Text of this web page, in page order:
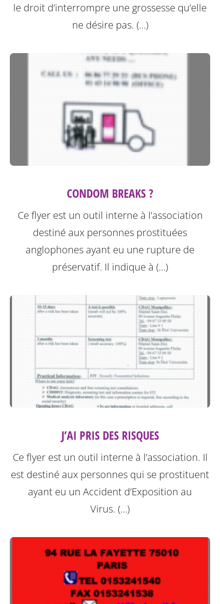
le droit d’interrompre une grossesse qu’elle
ne désire pas. (…)
CONDOM BREAKS ?
Ce flyer est un outil interne à l’association
destiné aux personnes prostituées
anglophones ayant eu une rupture de
préservatif. Il indique à (…)
J’AI PRIS DES RISQUES
Ce flyer est un outil interne à l’association. Il
est destiné aux personnes qui se prostituent
ayant eu un Accident d’Exposition au
Virus. (…)